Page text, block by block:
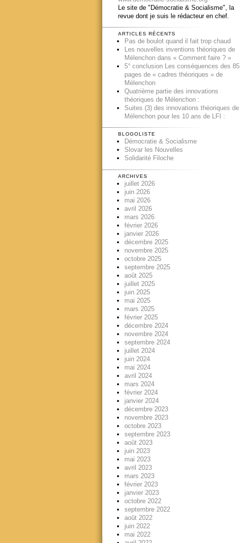
Le site de "Démocratie & Socialisme", la
revue dont je suis le rédacteur en chef.
ARTICLES RÉCENTS
Pas de boulot quand il fait trop chaud
Les nouvelles inventions théoriques de
Mélenchon dans « Comment faire ? »
5° conclusion Les conséquences des 85
pages de « cadres théoriques » de
Mélenchon
Quatrième partie des innovations
théoriques de Mélenchon :
Suites (3) des innovations théoriques de
Mélenchon pour les 10 ans de LFI :
BLOGOLISTE
Démocratie & Socialisme
Slovar les Nouvelles
Solidarité Filoche
ARCHIVES
juillet 2026
juin 2026
mai 2026
avril 2026
mars 2026
février 2026
janvier 2026
décembre 2025
novembre 2025
octobre 2025
septembre 2025
août 2025
juillet 2025
juin 2025
mai 2025
mars 2025
février 2025
décembre 2024
novembre 2024
septembre 2024
juillet 2024
juin 2024
mai 2024
avril 2024
mars 2024
février 2024
janvier 2024
décembre 2023
novembre 2023
octobre 2023
septembre 2023
août 2023
juin 2023
mai 2023
avril 2023
mars 2023
février 2023
janvier 2023
octobre 2022
septembre 2022
août 2022
juin 2022
mai 2022